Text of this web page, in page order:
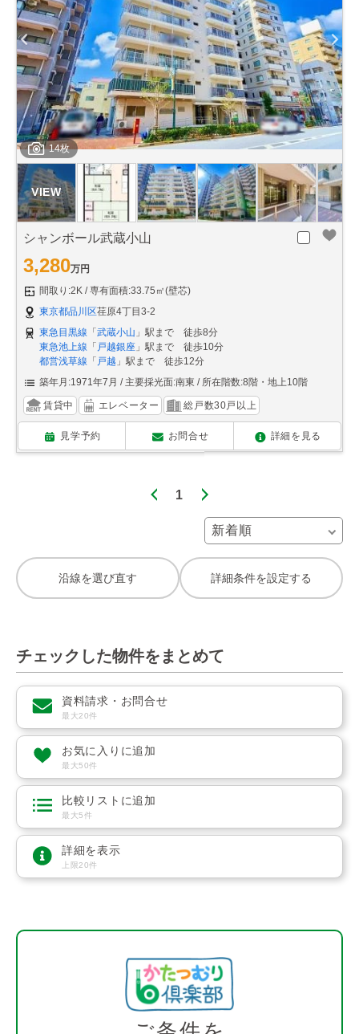
14枚
シャンボール武蔵小山
3,280万円
間取り:2K
専有面積:33.75㎡(壁芯)
東京都品川区荏原4丁目3-2
東急目黒線 「武蔵小山 」駅まで 徒歩8分
東急池上線 「 戸越銀座 」駅まで 徒歩10分
都営浅草線 「 戸越 」駅まで 徒歩12分
築年月:1971年7月
主要採光面:南東 所在階数:8階・地上10階
賃貸中 エレベーター 総戸数30戸以上
見学予約 お問合せ 詳細を見る
1
沿線を選び直す 詳細条件を設定する
チェックした物件をまとめて
資料請求・お問合せ
最大20件
お気に入りに追加
最大50件
比較リストに追加
最大5件
詳細を表示
上限20件